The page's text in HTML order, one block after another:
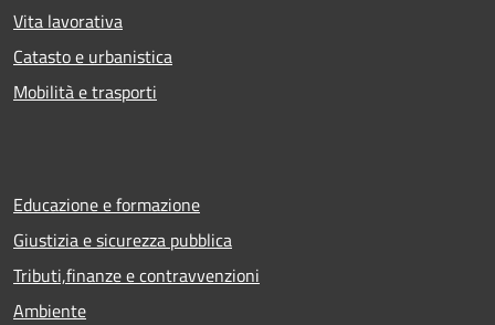
Vita lavorativa
Catasto e urbanistica
Mobilità e trasporti
Educazione e formazione
Giustizia e sicurezza pubblica
Tributi,finanze e contravvenzioni
Ambiente